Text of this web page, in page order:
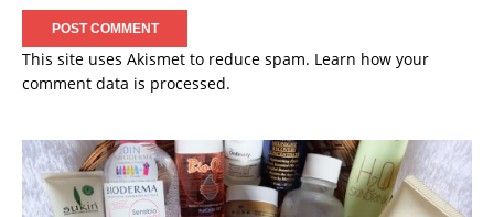
This site uses Akismet to reduce spam. Learn how your
comment data is processed.